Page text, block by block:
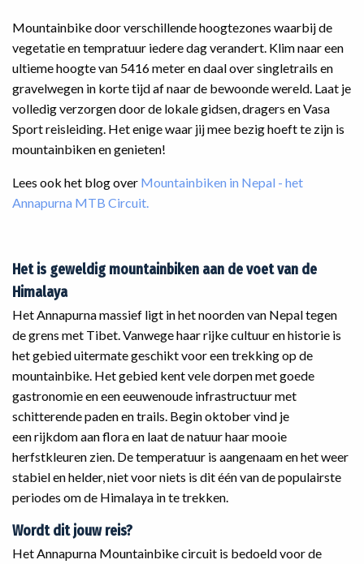
Mountainbike door verschillende hoogtezones waarbij de
vegetatie en tempratuur iedere dag verandert. Klim naar een
ultieme hoogte van 5416 meter en daal over singletrails en
gravelwegen in korte tijd af naar de bewoonde wereld. Laat je
volledig verzorgen door de lokale gidsen, dragers en Vasa
Sport reisleiding. Het enige waar jij mee bezig hoeft te zijn is
mountainbiken en genieten!
Lees ook het blog over Mountainbiken in Nepal - het
Annapurna MTB Circuit.
Het is geweldig mountainbiken aan de voet van de
Himalaya
Het Annapurna massief ligt in het noorden van Nepal tegen
de grens met Tibet. Vanwege haar rijke cultuur en historie is
het gebied uitermate geschikt voor een trekking op de
mountainbike. Het gebied kent vele dorpen met goede
gastronomie en een eeuwenoude infrastructuur met
schitterende paden en trails. Begin oktober vind je
een rijkdom aan flora en laat de natuur haar mooie
herfstkleuren zien. De temperatuur is aangenaam en het weer
stabiel en helder, niet voor niets is dit één van de populairste
periodes om de Himalaya in te trekken.
Wordt dit jouw reis?
Het Annapurna Mountainbike circuit is bedoeld voor de